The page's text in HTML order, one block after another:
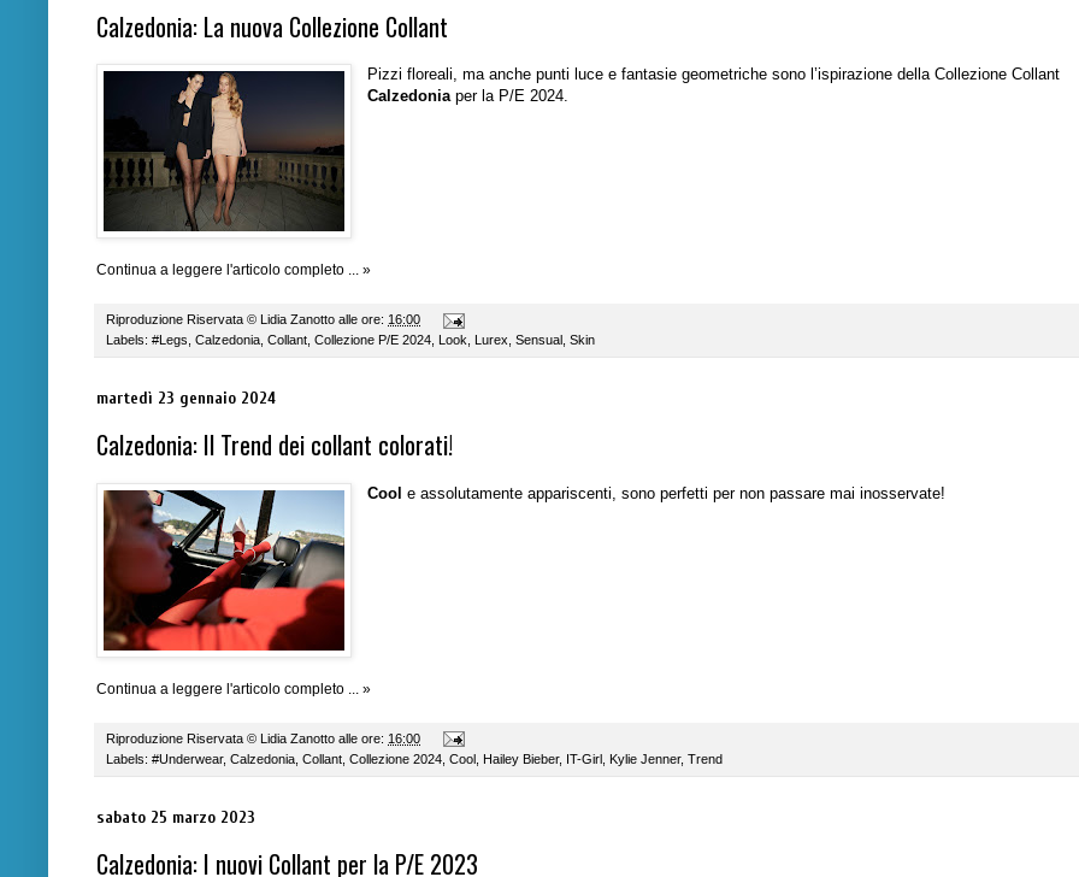
Calzedonia: La nuova Collezione Collant
Pizzi floreali, ma anche punti luce e fantasie geometriche sono l’ispirazione della Collezione Collant
Calzedoniaper la P/E 2024.
Continua a leggere l'articolo completo ... »
Riproduzione Riservata © Lidia Zanotto alle ore: 16:00
Labels: #Legs Calzedonia Collant Collezione P/E 2024 Look Lurex Sensual Skin
martedì 23 gennaio 2024
Calzedonia: Il Trend dei collant colorati!
Cool e assolutamente appariscenti, sono perfetti per non passare mai inosservate!
Continua a leggere l'articolo completo ... »
Riproduzione Riservata © Lidia Zanotto alle ore: 16:00
Labels: #Underwear, Calzedonia Collant Collezione 2024 Cool Hailey Bieber, IT-Girl Kylie Jenner, Trend
sabato 25 marzo 2023
Calzedonia: I nuovi Collant per la P/E 2023